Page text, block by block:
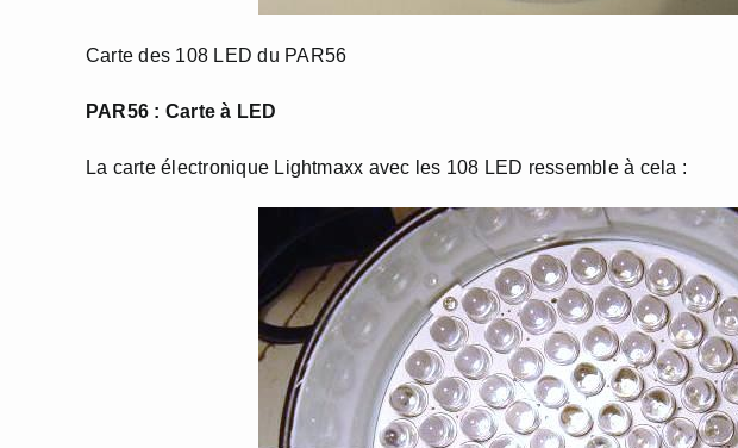
Carte des 108 LED du PAR56
PAR56 : Carte à LED
La carte électronique Lightmaxx avec les 108 LED ressemble à cela :